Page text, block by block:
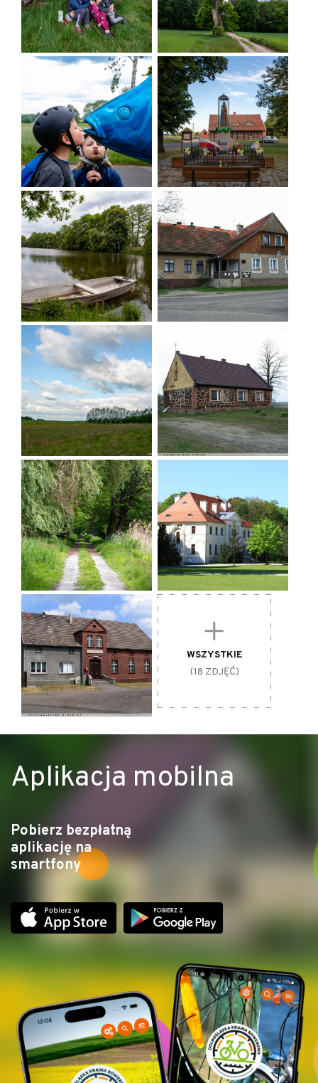
Grabownica - Dyminy - Nowy Zamek
Widok na Trzebicko od strony Węzowic. W tle drewniany kościół z XVII w. Fot.
Marta Kamińska
Wycieczkę zaczynamy i kończymy w Nowym Zamku
(miejsce noclegu/wypadu to restauracja
"Hubertówka" - Miejsce Przyjazne Rowerzystom
ale wycieczkę można zacząć z każdego innego
miejsca, np. Potaszni, Joachimówki (Ptasia Osada
Joachimówka), Wróblińca (Siedlisko Żuraw i
Czapla), gdzie również znajdują się godne
polecenia obiekty noclegowe. Na trasie znajduje się
też kilka ciekawych obiektów gastronomicznych.
Odludne tereny, poniemieckie budynki i rozległe pastwiska to krajobraz typowy
na tej trasie. Fot. Marta Kamińska
CO WARTO ZOBACZYĆ/POZNAĆ na trasie?
Potasznia, Joachimówka, Wróbliniec| ceglane
zabudowania i domy szachulcowe
Bartniki| dawny pałac
Wodników Górny| dawny pałac rodu von Schrappe,
WSZYSTKIE
(18 ZDJĘĆ)
Aplikacja mobilna
Pobierz bezpłatną
aplikację na
smartfony